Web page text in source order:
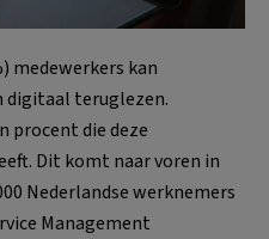
medewerkers kan
teruglezen.
procent die deze
Dit komt naar voren in
Nederlandse werknemers
Management